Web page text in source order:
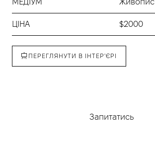
МЕДІУМ Живопис
ЦІНА $2000
ПЕРЕГЛЯНУТИ В ІНТЕР'ЄРІ
Запитатись